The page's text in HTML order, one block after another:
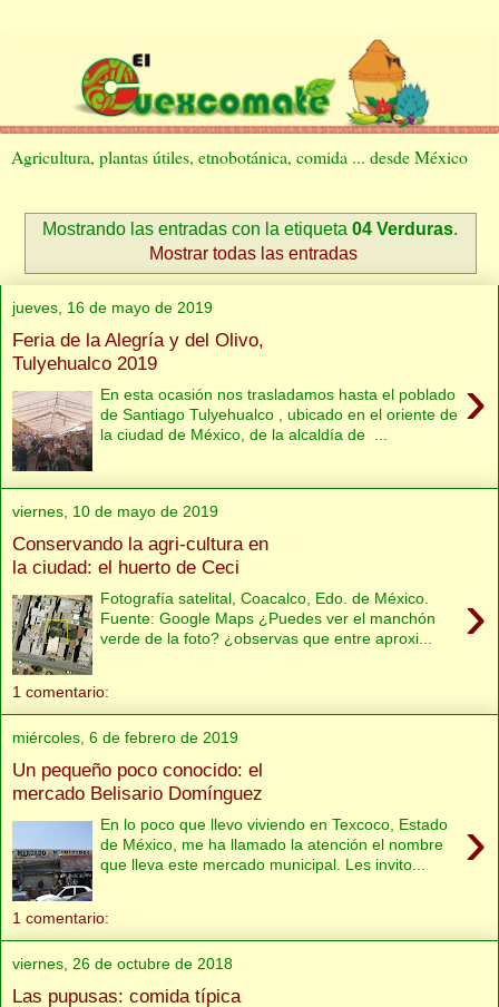
Agricultura, plantas útiles, etnobotánica, comida ... desde México
Mostrando las entradas con la etiqueta 04 Verduras.
Mostrar todas las entradas
jueves, 16 de mayo de 2019
Feria de la Alegría y del Olivo,
Tulyehualco 2019
›
En esta ocasión nos trasladamos hasta el poblado
de Santiago Tulyehualco , ubicado en el oriente de
la ciudad de México, de la alcaldía de ...
viernes, 10 de mayo de 2019
Conservando la agri-cultura en
la ciudad: el huerto de Ceci
›
Fotografía satelital, Coacalco, Edo. de México.
Fuente: Google Maps ¿Puedes ver el manchón
verde de la foto? ¿observas que entre aproxi...
1 comentario:
miércoles, 6 de febrero de 2019
Un pequeño poco conocido: el
mercado Belisario Domínguez
›
En lo poco que llevo viviendo en Texcoco, Estado
de México, me ha llamado la atención el nombre
que lleva este mercado municipal. Les invito...
1 comentario:
viernes, 26 de octubre de 2018
Las pupusas: comida típica